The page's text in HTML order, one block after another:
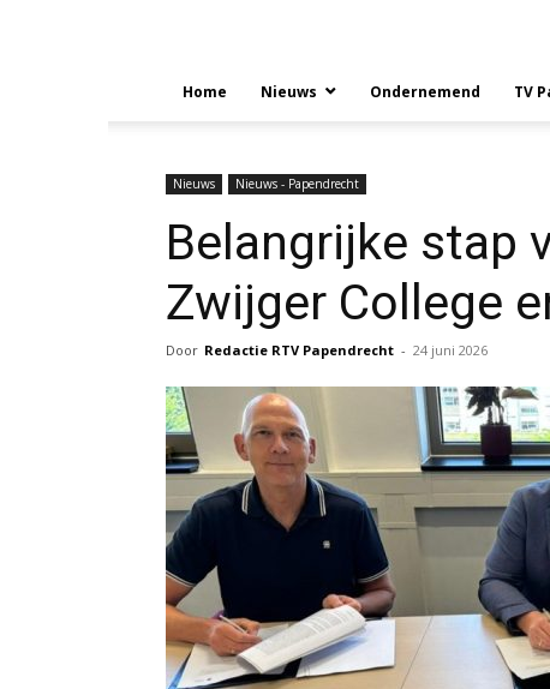
Home Nieuws Ondernemend TV
Nieuws Nieuws - Papendrecht
Belangrijke stap
Zwijger College
Door Redactie RTV Papendrecht - 24 juni 2026